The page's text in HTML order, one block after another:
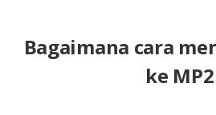
Bagaimana cara
ke MP2